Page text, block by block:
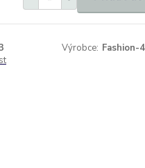
Výrobce: Fashion-